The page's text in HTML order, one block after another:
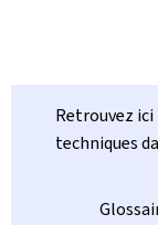
Retrouvez
techniques